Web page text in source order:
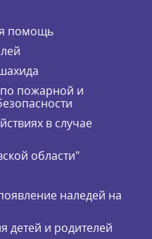
помощь
пожарной и
в случае
области"
наледей на
детей и родителей